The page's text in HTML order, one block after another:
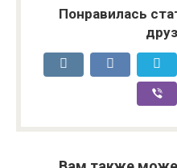
Понравилась